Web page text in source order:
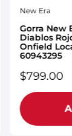
New Era
Gorra New
Diablos
Onfield
60943295
$799.00